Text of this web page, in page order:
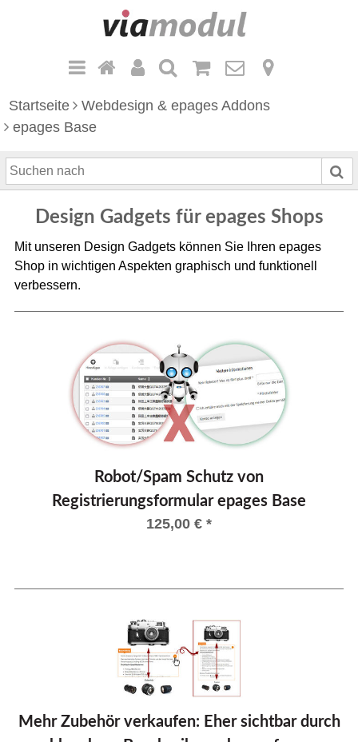
Startseite Webdesign & epages Addons
epages Base
S
u
Design Gadgets für epages Shops
Mit unseren Design Gadgets können Sie Ihren epages
Shop in wichtigen Aspekten graphisch und funktionell
verbessern.
Robot/Spam Schutz von
Registrierungsformular epages Base
125,00 € *
Mehr Zubehör verkaufen: Eher sichtbar durch